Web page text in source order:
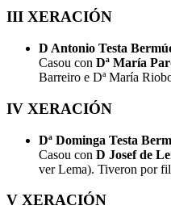
III XERACIÓN
D Antonio Testa
Casou con Dª María
Barreiro e Dª María
IV XERACIÓN
Dª Dominga Testa
Casou con D Josef de
ver Lema). Tiveron por
V XERACIÓN